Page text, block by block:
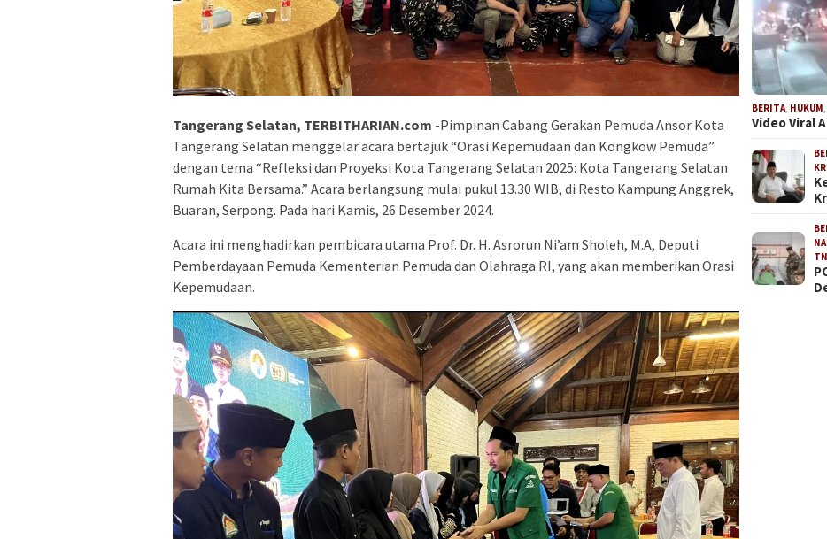
Tangerang Selatan, TERBITHARIAN.com -Pimpinan Cabang Gerakan Pemuda Ansor Kota
Tangerang Selatan menggelar acara bertajuk “Orasi Kepemudaan dan Kongkow Pemuda”
dengan tema “Refleksi dan Proyeksi Kota Tangerang Selatan 2025: Kota Tangerang Selatan
Rumah Kita Bersama.” Acara berlangsung mulai pukul 13.30 WIB, di Resto Kampung Anggrek,
Buaran, Serpong. Pada hari Kamis, 26 Desember 2024.
Acara ini menghadirkan pembicara utama Prof. Dr. H. Asrorun Ni’am Sholeh, M.A, Deputi
Pemberdayaan Pemuda Kementerian Pemuda dan Olahraga RI, yang akan memberikan Orasi
Kepemudaan.
BERITA HUKUM
Video Viral